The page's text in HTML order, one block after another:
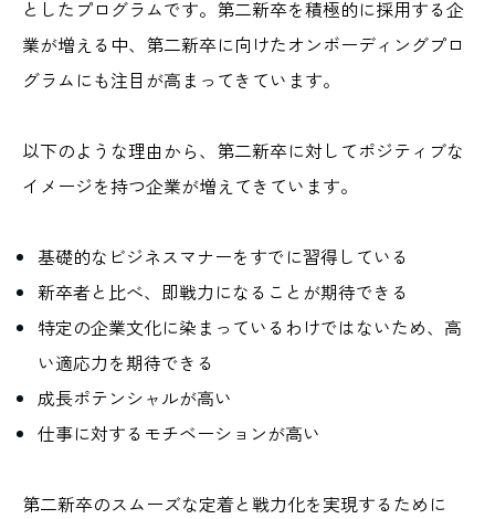
としたプログラムです。第二新卒を積極的に採用する企
業が増える中、第二新卒に向けたオンボーディングプロ
グラムにも注目が高まってきています。
以下のような理由から、第二新卒に対してポジティブな
イメージを持つ企業が増えてきています。
基礎的なビジネスマナーをすでに習得している
新卒者と比べ、即戦力になることが期待できる
特定の企業文化に染まっているわけではないため、高
い適応力を期待できる
成長ポテンシャルが高い
仕事に対するモチベーションが高い
第二新卒のスムーズな定着と戦力化を実現するために